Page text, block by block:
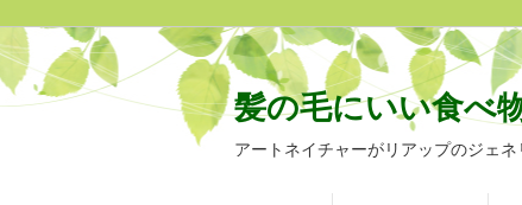
髪の毛にいい食べ
アートネイチャーがリアップのジェ